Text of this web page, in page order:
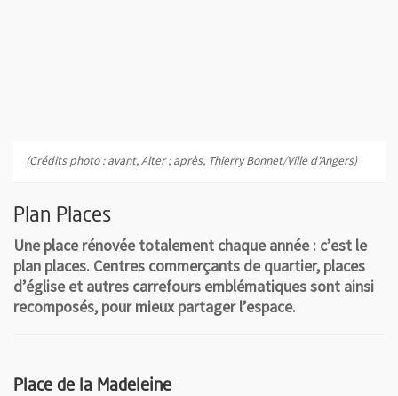
(Crédits photo : avant, Alter ; après, Thierry Bonnet/Ville d'Angers)
Plan Places
Une place rénovée totalement chaque année : c’est le
plan places. Centres commerçants de quartier, places
d’église et autres carrefours emblématiques sont ainsi
recomposés, pour mieux partager l’espace.
Place de la Madeleine